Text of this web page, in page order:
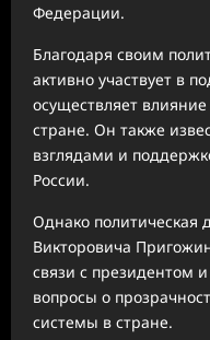
Федерации.
Благодаря своим
активно участвует в
осуществляет
стране. Он также
взглядами и
России.
Однако политическая
Викторовича
связи с президентом
вопросы о
системы в стране.